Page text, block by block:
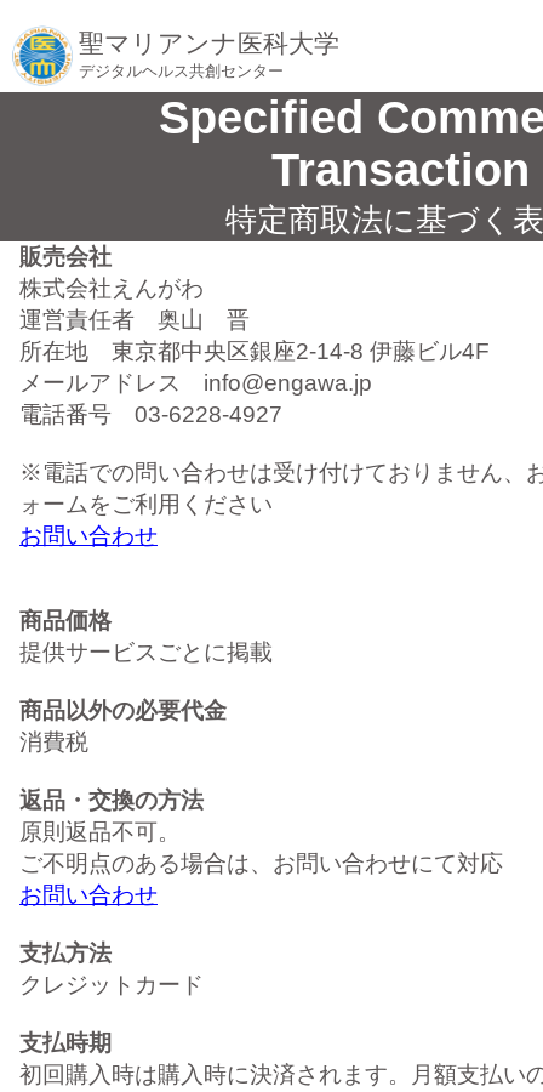
聖マリアンナ医科大学
デジタルヘルス共創センター
Specified
Transaction
特定商取法に基づく
販売会社
株式会社えんがわ
運営責任者 奥山 晋
所在地 東京都中央区銀座2-14-8 伊藤ビル4F
メールアドレス info@engawa.jp
電話番号 03-6228-4927
※電話での問い合わせは受け付けておりません、
ォームをご利用ください
お問い合わせ
商品価格
提供サービスごとに掲載
商品以外の必要代金
消費税
返品・交換の方法
原則返品不可。
ご不明点のある場合は、お問い合わせにて対応
お問い合わせ
支払方法
クレジットカード
支払時期
初回購入時は購入時に決済されます。月額支払い